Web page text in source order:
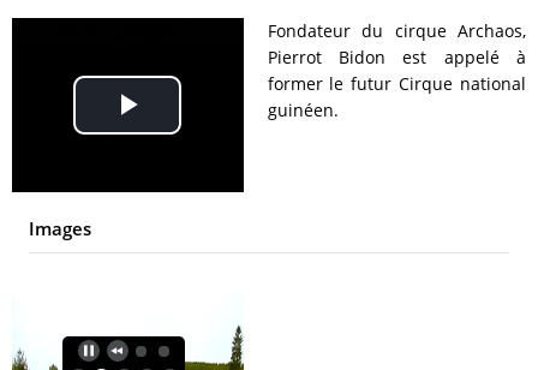
Play
Video
Fondateur du cirque Archaos,
Pierrot Bidon est appelé à
former le futur Cirque national
guinéen.
Images